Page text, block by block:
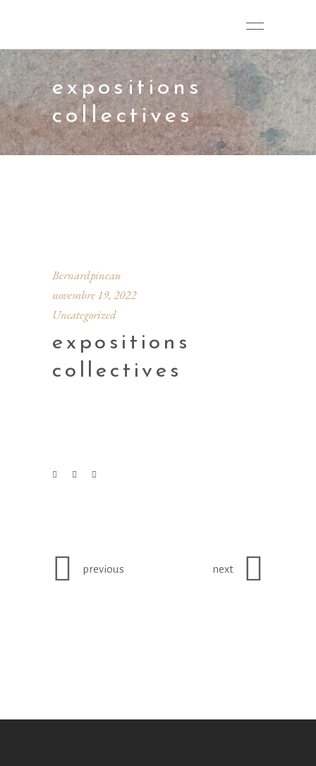
expositions
collectives
Bernardpineau
novembre 19, 2022
Uncategorized
expositions
collectives
previous next